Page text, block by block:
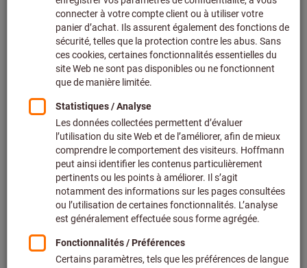
Outils à frapper - pièces de rechange et accessoires
(395)
Outils de serrage - pièces de rechange et accessoires
(205)
Pièces de rechange et accessoires pour systèmes de
rangement (226)
Outils d'assemblage - pièces de rechange et
accessoires (691)
Outils pour la tuyauterie - pièces de rechange et
accessoires (115)
Outils à riveter - pièces de rechange et accessoires
(493)